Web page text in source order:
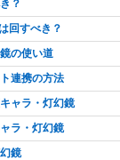
？
回すべき？
の使い道
連携の方法
ャラ・灯幻鏡
ラ・灯幻鏡
鏡